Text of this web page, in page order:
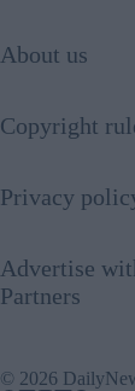
About us
Copyright
Privacy
Advertise
Partners
© 2026